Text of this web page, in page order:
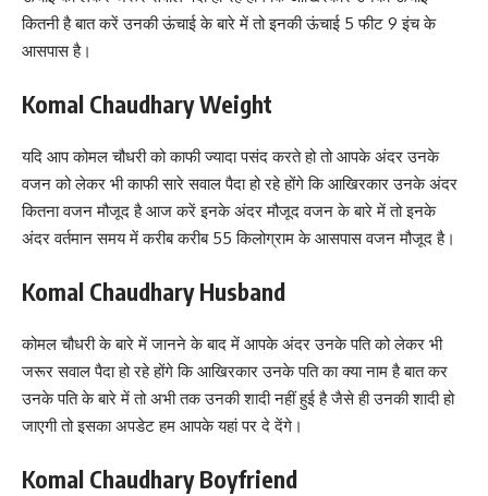
कितनी है बात करें उनकी ऊंचाई के बारे में तो इनकी ऊंचाई 5 फीट 9 इंच के
आसपास है।
Komal Chaudhary Weight
यदि आप कोमल चौधरी को काफी ज्यादा पसंद करते हो तो आपके अंदर उनके
वजन को लेकर भी काफी सारे सवाल पैदा हो रहे होंगे कि आखिरकार उनके अंदर
कितना वजन मौजूद है आज करें इनके अंदर मौजूद वजन के बारे में तो इनके
अंदर वर्तमान समय में करीब करीब 55 किलोग्राम के आसपास वजन मौजूद है।
Komal Chaudhary Husband
कोमल चौधरी के बारे में जानने के बाद में आपके अंदर उनके पति को लेकर भी
जरूर सवाल पैदा हो रहे होंगे कि आखिरकार उनके पति का क्या नाम है बात कर
उनके पति के बारे में तो अभी तक उनकी शादी नहीं हुई है जैसे ही उनकी शादी हो
जाएगी तो इसका अपडेट हम आपके यहां पर दे देंगे।
Komal Chaudhary Boyfriend